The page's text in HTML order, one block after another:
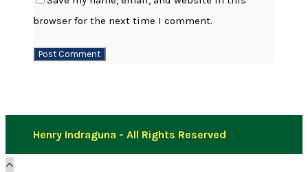
browser for the next time I comment.
Henry Indraguna - All Rights Reserved